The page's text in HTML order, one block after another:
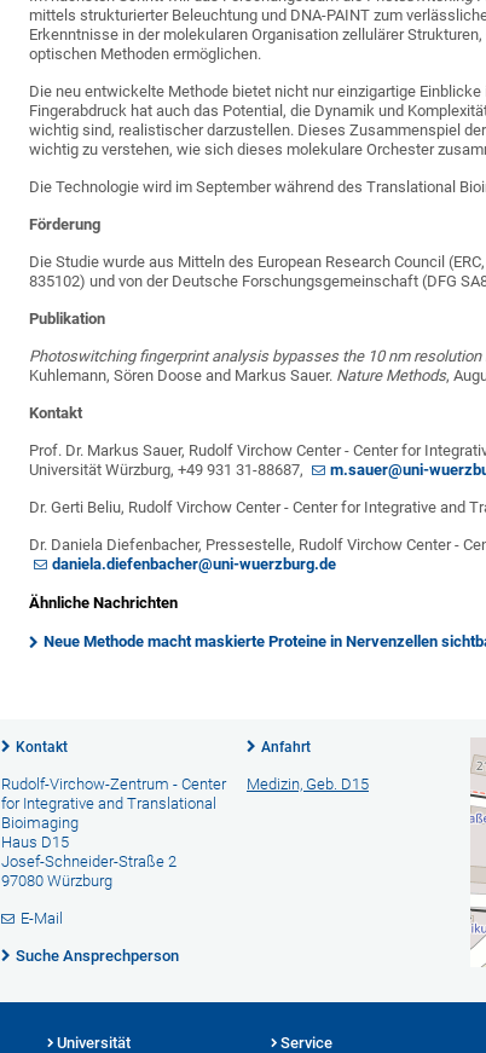
mittels strukturierter Beleuchtung und DNA-PAINT zum
Erkenntnisse in der molekularen Organisation zellulärer
optischen Methoden ermöglichen.
Die neu entwickelte Methode bietet nicht nur einzigartige
Fingerabdruck hat auch das Potential, die Dynamik und
wichtig sind, realistischer darzustellen. Dieses Zusammenspiel
wichtig zu verstehen, wie sich dieses molekulare Orchester
Die Technologie wird im September während des Translational
Förderung
Die Studie wurde aus Mitteln des European Research Council
835102) und von der Deutsche Forschungsgemeinschaft (DFG
Publikation
Photoswitching fingerprint analysis bypasses the 10 nm resolution
Kuhlemann, Sören Doose and Markus Sauer. Nature Methods,
Kontakt
Prof. Dr. Markus Sauer, Rudolf Virchow Center - Center for
Universität Würzburg, +49 931 31-88687,
m.sauer@uni-
Dr. Gerti Beliu, Rudolf Virchow Center - Center for Integrative and
Dr. Daniela Diefenbacher, Pressestelle, Rudolf Virchow Center -
daniela.diefenbacher@uni-wuerzburg.de
Ähnliche Nachrichten
Neue Methode macht maskierte Proteine in Nervenzellen
Kontakt
Rudolf-Virchow-Zentrum - Center
for Integrative and Translational
Bioimaging
Haus D15
Josef-Schneider-Straße 2
97080 Würzburg
E-Mail
Suche Ansprechperson
Anfahrt
Medizin, Geb. D15
Universität Service